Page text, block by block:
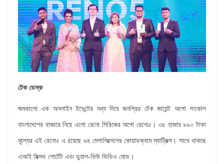
টেক ডেস্ক
জমকালো এক অনলাইন ইভেন্টের মধ্য দিয়ে জনপ্রিয় টেক জায়েন্ট অপো গতকাল
বাংলাদেশের বাজারে নিয়ে এলো রেনো সিরিজের অপো রেনো৫। ৩৫ হাজার ৯৯০ টাকা
মূল্যের এই রেনো৫ এ রয়েছে ৬৪ মেগাপিক্সেলের কোয়াডক্যাম ম্যাট্রিক্স। সাথে থাকছে
এআই মিক্সড পোর্টেট এবং ডুয়াল-ভিউ ভিডিও মোড।